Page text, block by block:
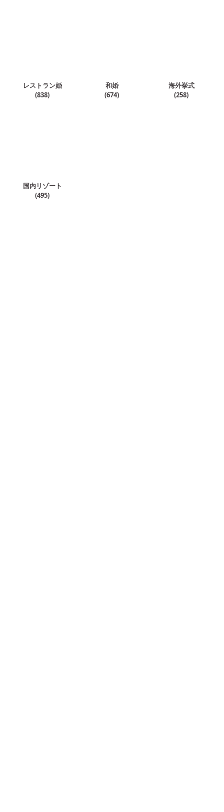
レストラン婚
(838)
和婚
(674)
海外挙式
(258)
国内リゾート
(495)